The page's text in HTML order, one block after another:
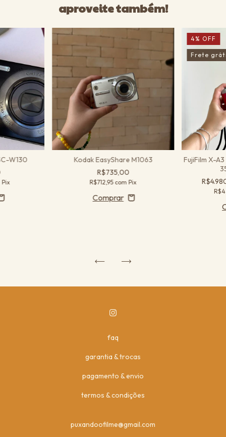
aproveite também!
W130
Pix
Kodak EasyShare M1063
R$735,00
R$712,95 com Pix
4%OFF
Frete
FujiFilm X-
faq
garantia & trocas
pagamento & envio
termos & condições
puxandoofilme@gmail.com